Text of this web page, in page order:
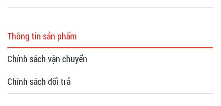
Thông tin sản phẩm
Chính sách vận chuyển
Chính sách đổi trả